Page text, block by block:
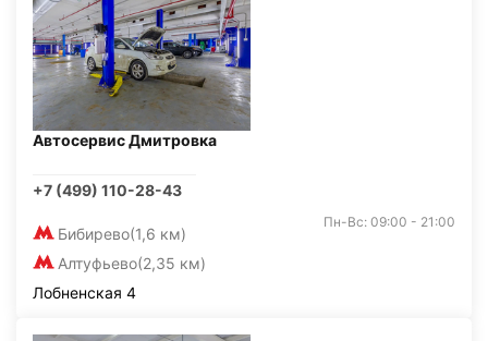
Автосервис Дмитровка
+7 (499) 110-28-43
Бибирево(1,6 км)
Алтуфьево(2,35 км)
Пн-Вс: 09:00 - 21:00
Лобненская 4